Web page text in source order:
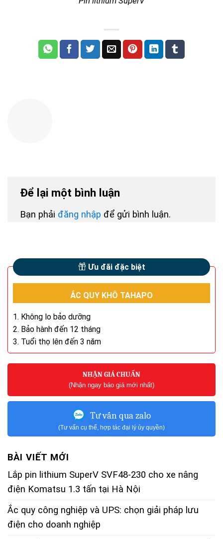
Để lại một bình luận
Bạn phải đăng nhập để gửi bình luận.
Ưu đãi đặc biệt
ẮC QUY KHÔ TAHAPO
1. Không lo bảo dưỡng
2. Bảo hành đến 12 tháng
3. Tuổi thọ lên đến 3 năm
NHẬN GIÁ CHUẨN
(Nhận ngay báo giá mới nhất)
Tư vấn qua zalo
(Tư vấn cụ thể, hợp tác đại lý ủy quyền)
BÀI VIẾT MỚI
Lắp pin lithium SuperV SVF48-230 cho xe nâng
điện Komatsu 1.3 tấn tại Hà Nội
Ắc quy công nghiệp và UPS: chọn giải pháp lưu
điện cho doanh nghiệp